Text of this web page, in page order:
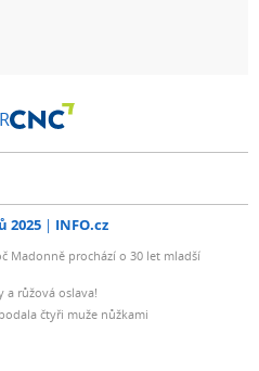
2025 INFO.cz
Madonně prochází o 30 let mladší
a růžová oslava!
čtyři muže nůžkami